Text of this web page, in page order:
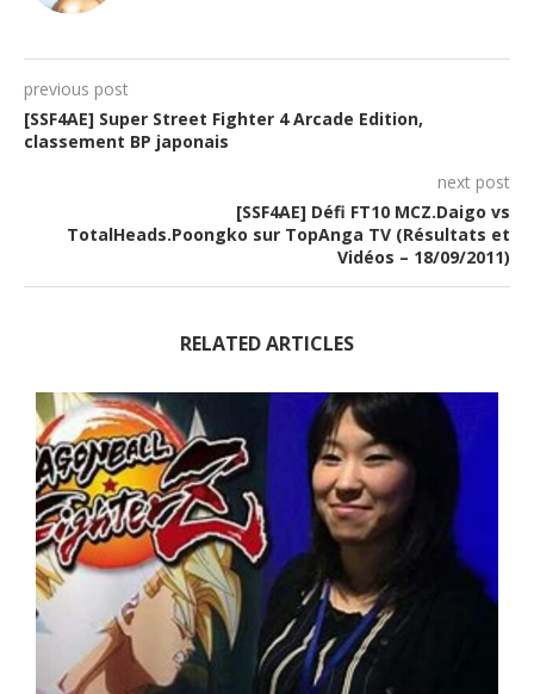
previous post
[SSF4AE] Super Street Fighter 4 Arcade Edition,
classement BP japonais
next post
[SSF4AE] Défi FT10 MCZ.Daigo vs
TotalHeads.Poongko sur TopAnga TV (Résultats et
Vidéos – 18/09/2011)
RELATED ARTICLES